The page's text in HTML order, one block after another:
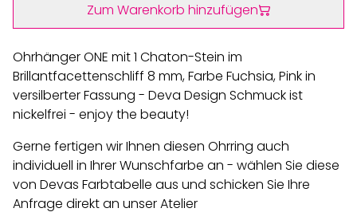
Zum Warenkorb hinzufügen
Ohrhänger ONE mit 1 Chaton-Stein im
Brillantfacettenschliff 8 mm, Farbe Fuchsia, Pink in
versilberter Fassung - Deva Design Schmuck ist
nickelfrei - enjoy the beauty!
Gerne fertigen wir Ihnen diesen Ohrring auch
individuell in Ihrer Wunschfarbe an - wählen Sie diese
von Devas Farbtabelle aus und schicken Sie Ihre
Anfrage direkt an unser Atelier